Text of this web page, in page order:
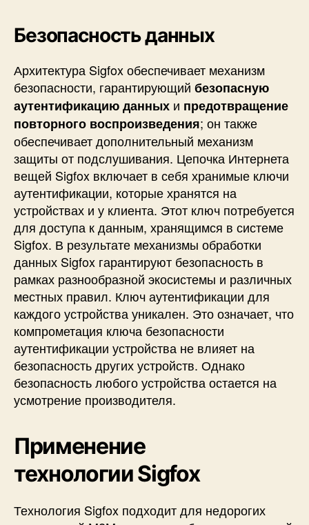
Безопасность данных
Архитектура Sigfox обеспечивает механизм
безопасности, гарантирующий безопасную
аутентификацию данных и предотвращение
повторного воспроизведения; он также
обеспечивает дополнительный механизм
защиты от подслушивания. Цепочка Интернета
вещей Sigfox включает в себя хранимые ключи
аутентификации, которые хранятся на
устройствах и у клиента. Этот ключ потребуется
для доступа к данным, хранящимся в системе
Sigfox. В результате механизмы обработки
данных Sigfox гарантируют безопасность в
рамках разнообразной экосистемы и различных
местных правил. Ключ аутентификации для
каждого устройства уникален. Это означает, что
компрометация ключа безопасности
аутентификации устройства не влияет на
безопасность других устройств. Однако
безопасность любого устройства остается на
усмотрение производителя.
Применение
технологии Sigfox
Технология Sigfox подходит для недорогих